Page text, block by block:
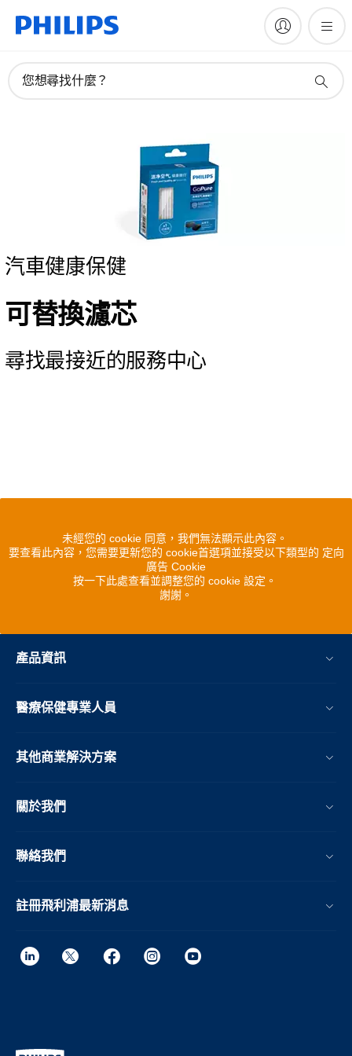
您想尋找什麼？
汽車健康保健
可替換濾芯
尋找最接近的服務中心
未經您的 cookie 同意，我們無法顯示此內容。
要查看此內容，您需要更新您的 cookie首選項並接受以下類型的 定向
廣告 Cookie
按一下此處查看並調整您的 cookie 設定。
謝謝。
產品資訊
醫療保健專業人員
其他商業解決方案
關於我們
聯絡我們
註冊飛利浦最新消息